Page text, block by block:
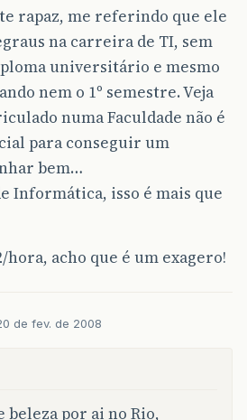
rapaz, me referindo que ele
na carreira de TI, sem
universitário e mesmo
nem o 1º semestre. Veja
numa Faculdade não é
para conseguir um
bem…
Informática, isso é mais que
hora, acho que é um exagero!
de fev. de 2008
beleza por ai no Rio,